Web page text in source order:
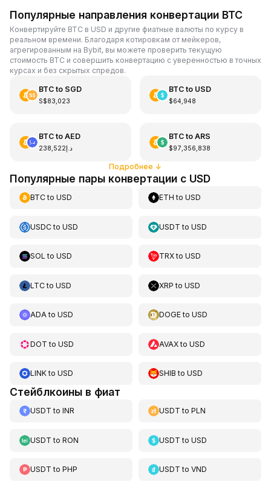
Популярные направления конвертации BTC
Конвертируйте BTC в USD и другие фиатные валюты по курсу в
реальном времени. Благодаря котировкам от мейкеров,
агрегированным на Bybit, вы можете проверить текущую
стоимость BTC и совершить конвертацию с уверенностью в точных
курсах и без скрытых спредов.
BTCto SGD
S$83,023
BTCto USD
$64,948
BTCto AED
د.إ238,522
BTCto ARS
$97,356,838
Подробнее ↓
Популярные пары конвертации с USD
BTCto USD ETH toUSD
USDCto USD USDT toUSD
SOL to USD TRXtoUSD
LTCto USD XRP toUSD
ADAto USD DOGEtoUSD
DOT to USD AVAXtoUSD
LINKto USD SHIB toUSD
Стейблкоины в фиат
USDT to INR USDT toPLN
USDT to RON USDT toUSD
USDT to PHP USDT toVND